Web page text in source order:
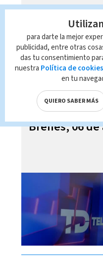
Telediario En
Brenes, 06 de
para darte la mejor
publicidad, entre otras
das tu consentimiento
nuestra Política de cookies
en tu
QUIERO SABER MÁS